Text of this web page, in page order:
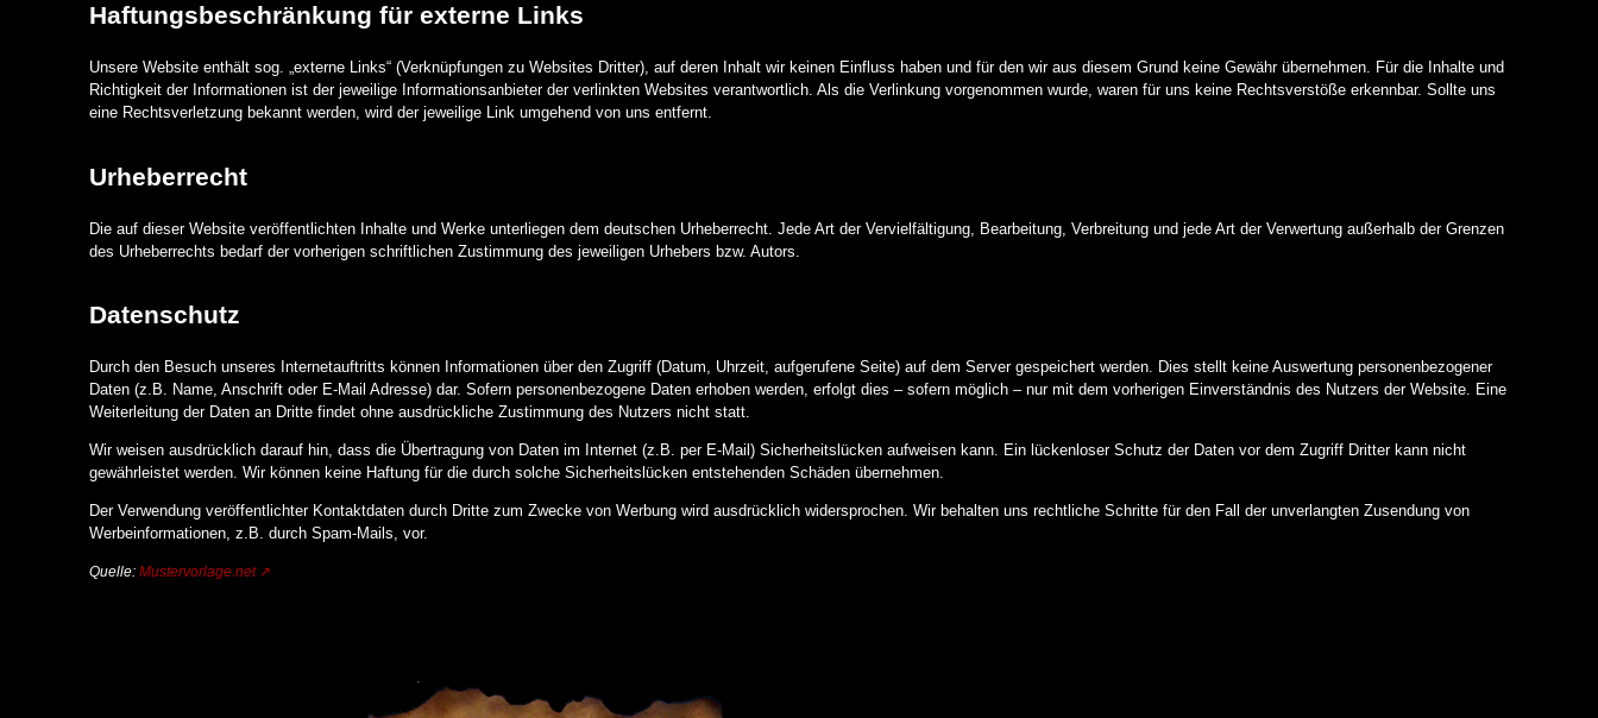
Haftungsbeschränkung für externe Links
Unsere Website enthält sog. „externe Links“ (Verknüpfungen zu Websites Dritter), auf deren Inhalt wir keinen Einfluss haben und für den wir aus diesem Grund keine Gewähr übernehmen. Für die Inhalte und
Richtigkeit der Informationen ist der jeweilige Informationsanbieter der verlinkten Websites verantwortlich. Als die Verlinkung vorgenommen wurde, waren für uns keine Rechtsverstöße erkennbar. Sollte uns
eine Rechtsverletzung bekannt werden, wird der jeweilige Link umgehend von uns entfernt.
Urheberrecht
Die auf dieser Website veröffentlichten Inhalte und Werke unterliegen dem deutschen Urheberrecht. Jede Art der Vervielfältigung, Bearbeitung, Verbreitung und jede Art der Verwertung außerhalb der Grenzen
des Urheberrechts bedarf der vorherigen schriftlichen Zustimmung des jeweiligen Urhebers bzw. Autors.
Datenschutz
Durch den Besuch unseres Internetauftritts können Informationen über den Zugriff (Datum, Uhrzeit, aufgerufene Seite) auf dem Server gespeichert werden. Dies stellt keine Auswertung personenbezogener
Daten (z.B. Name, Anschrift oder E-Mail Adresse) dar. Sofern personenbezogene Daten erhoben werden, erfolgt dies – sofern möglich – nur mit dem vorherigen Einverständnis des Nutzers der Website. Eine
Weiterleitung der Daten an Dritte findet ohne ausdrückliche Zustimmung des Nutzers nicht statt.
Wir weisen ausdrücklich darauf hin, dass die Übertragung von Daten im Internet (z.B. per E-Mail) Sicherheitslücken aufweisen kann. Ein lückenloser Schutz der Daten vor dem Zugriff Dritter kann nicht
gewährleistet werden. Wir können keine Haftung für die durch solche Sicherheitslücken entstehenden Schäden übernehmen.
Der Verwendung veröffentlichter Kontaktdaten durch Dritte zum Zwecke von Werbung wird ausdrücklich widersprochen. Wir behalten uns rechtliche Schritte für den Fall der unverlangten Zusendung von
Werbeinformationen, z.B. durch Spam-Mails, vor.
Quelle: Mustervorlage.net